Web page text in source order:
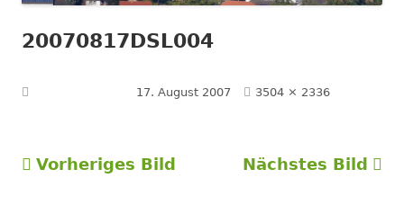
20070817DSL004
17. August 2007 Volle
3504 × 2336
Vorheriges Bild Nächstes Bild